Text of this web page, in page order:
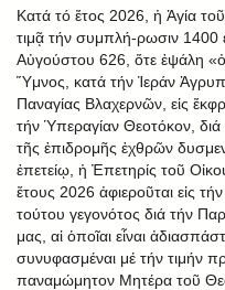
Κατά τό ἔτος 2026, ἡ Ἁγία
τιμᾷ τήν συμπλή-ρωσιν 1400
Αὐγούστου 626, ὅτε ἐψάλη
Ὕμνος, κατά τήν Ἱεράν
Παναγίας Βλαχερνῶν, εἰς
τήν Ὑπεραγίαν Θεοτόκον,
τῆς ἐπιδρομῆς ἐχθρῶν
ἐπετείῳ, ἡ Ἐπετηρίς τοῦ
ἔτους 2026 ἀφιεροῦται εἰς
τούτου γεγονότος διά τήν
μας, αἱ ὁποῖαι εἶναι
συνυφασμέναι μέ τήν τιμήν
παναμώμητον Μητέρα τοῦ